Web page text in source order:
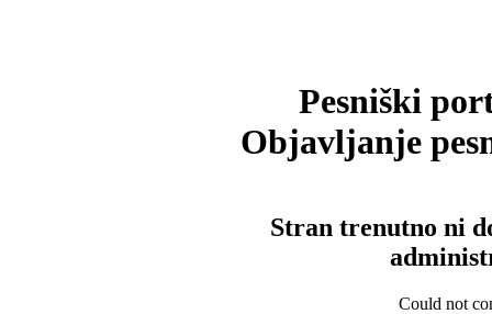
Pesniški
Objavljanje
Stran trenutno ni
Could not